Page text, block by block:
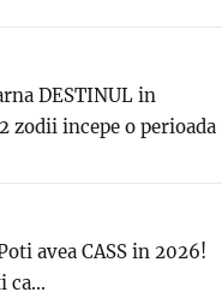
DESTINUL in
zodii incepe o perioada
avea CASS in 2026!
ca...